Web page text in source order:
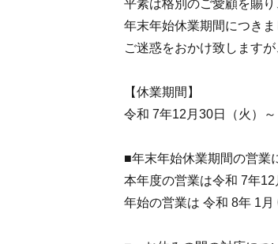
平素は格別のご愛顧を賜り
年末年始休業期間につき
ご迷惑をおかけ致します
【休業期間】
令和 7年12月30日（火）
■年末年始休業期間の営業
本年度の営業は令和 7年
年始の営業は 令和 8年 1月